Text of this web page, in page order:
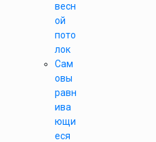
весн
ой
пото
лок
Сам
овы
равн
ива
ющи
еся